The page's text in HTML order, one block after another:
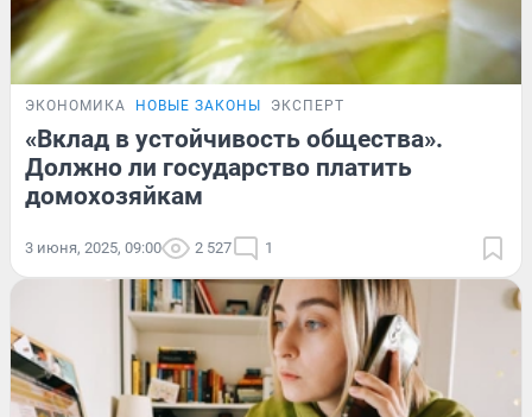
ЭКОНОМИКА НОВЫЕ ЗАКОНЫ ЭКСПЕРТ
«Вклад в устойчивость общества».
Должно ли государство платить
домохозяйкам
3 июня, 2025, 09:00 2 527 1